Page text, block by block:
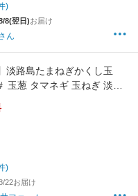
)
8(翌日)お届け
ん
淡路島たまねぎかくし玉
玉葱 タマネギ 玉ねぎ 淡路
ねぎ葱 玉ねぎ
)
22お届け